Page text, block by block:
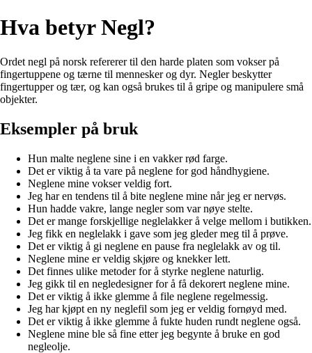
Hva betyr Negl?
Ordet negl på norsk refererer til den harde platen som vokser på
fingertuppene og tærne til mennesker og dyr. Negler beskytter
fingertupper og tær, og kan også brukes til å gripe og manipulere små
objekter.
Eksempler på bruk
Hun malte neglene sine i en vakker rød farge.
Det er viktig å ta vare på neglene for god håndhygiene.
Neglene mine vokser veldig fort.
Jeg har en tendens til å bite neglene mine når jeg er nervøs.
Hun hadde vakre, lange negler som var nøye stelte.
Det er mange forskjellige neglelakker å velge mellom i butikken.
Jeg fikk en neglelakk i gave som jeg gleder meg til å prøve.
Det er viktig å gi neglene en pause fra neglelakk av og til.
Neglene mine er veldig skjøre og knekker lett.
Det finnes ulike metoder for å styrke neglene naturlig.
Jeg gikk til en negledesigner for å få dekorert neglene mine.
Det er viktig å ikke glemme å file neglene regelmessig.
Jeg har kjøpt en ny neglefil som jeg er veldig fornøyd med.
Det er viktig å ikke glemme å fukte huden rundt neglene også.
Neglene mine ble så fine etter jeg begynte å bruke en god
negleolje.